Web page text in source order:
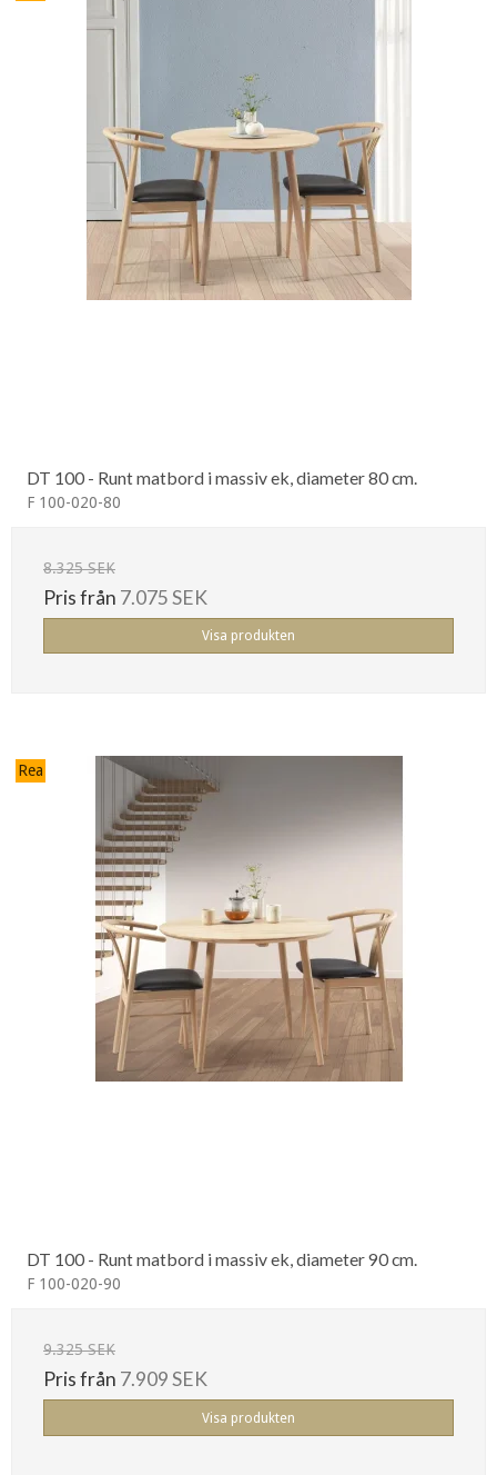
DT 100 - Runt matbord i massiv ek, diameter 80 cm.
F 100-020-80
8.325 SEK
Pris från 7.075 SEK
Visa produkten
Rea
DT 100 - Runt matbord i massiv ek, diameter 90 cm.
F 100-020-90
9.325 SEK
Pris från 7.909 SEK
Visa produkten